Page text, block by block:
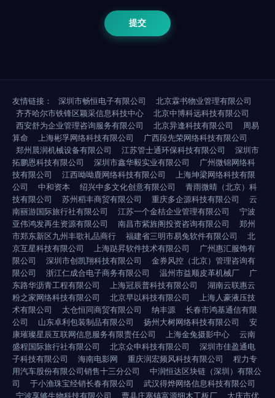
友情链接： 深圳市畅恒电子有限公司
北京霖书物业管理有限公司
齐齐哈尔市铁锋区颖采信息科技中心
北京中博科远科技有限公司
西安舒为企业管理咨询服务有限公司
北京异逢科技有限公司
周易
算命
上海彬孚网络科技有限公司
广西段先荣网络科技有限公司
郑州晨润机械设备有限公司
江苏管士通环保科技有限公司
深圳市
拓鹏恩科技有限公司
深圳市鑫华毅实业有限公司
广州微锦网络科
技有限公司
江西呦呦鹿网络科技有限公司
上海坤梁网络科技有限
公司
中和资本 绍兴中多文化创意有限公司
青雨微晴（北京）科
技有限公司
苏州稻丰商贸有限公司 重庆多企源科技有限公司
云
南丽游国际旅行社有限公司
江苏一个金桔企业管理有限公司
宁波
亚伟鸿发再生资源有限公司
南昌市紫旌阁投资咨询有限公司
郑州
市郑东新区九州丰歌礼品商行
福建省三明市易兔软件有限公司
北
京互星科技有限公司
上海跶昇软件技术有限公司
广州惠汇服饰有
限公司
深圳市创凯翔科技有限公司
金券风控（北京）管理咨询有
限公司
浙江仁成合电子商务有限公司 温州市益顺皮革机械厂
广
东路华沥青工程有限公司
上海冠辰普科技有限公司
湖南云联惠云
粉之家网络科技有限公司
北京早以科技有限公司
上海人豪液压技
术有限公司
太仓恒同商贸有限公司 纳丰源
长春市鸿基通信有限
公司
山东卓利包装制品有限公司 扬州大树网络科技有限公司
安
康璀璨星辰互联网信息服务有限责任公司
上海金兔摄影中心
云南
盛程国际旅行社有限公司
北京众申科技有限公司
深圳市佳盈通电
子科技有限公司
海南电影网 重庆润宏频风科技有限公司
程力专
用汽车股份有限公司销售十三分公司
中润恒达区块链（深圳）有限公
司
于小渔珠宝经销长春有限公司
武汉得烨网络信息科技有限公司
宁波享够生物科技有限公司
曹县庄寨镇富源细木工板厂 大庆市优